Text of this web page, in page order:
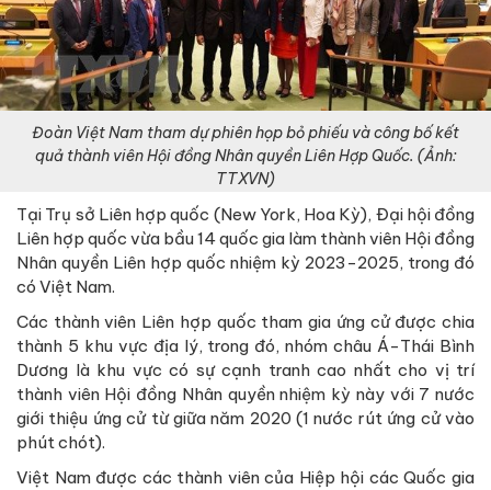
Đoàn Việt Nam tham dự phiên họp bỏ phiếu và công bố kết
quả thành viên Hội đồng Nhân quyền Liên Hợp Quốc. (Ảnh:
TTXVN)
Tại Trụ sở Liên hợp quốc (New York, Hoa Kỳ), Đại hội đồng
Liên hợp quốc vừa bầu 14 quốc gia làm thành viên Hội đồng
Nhân quyền Liên hợp quốc nhiệm kỳ 2023-2025, trong đó
có Việt Nam.
Các thành viên Liên hợp quốc tham gia ứng cử được chia
thành 5 khu vực địa lý, trong đó, nhóm châu Á-Thái Bình
Dương là khu vực có sự cạnh tranh cao nhất cho vị trí
thành viên Hội đồng Nhân quyền nhiệm kỳ này với 7 nước
giới thiệu ứng cử từ giữa năm 2020 (1 nước rút ứng cử vào
phút chót).
Việt Nam được các thành viên của Hiệp hội các Quốc gia